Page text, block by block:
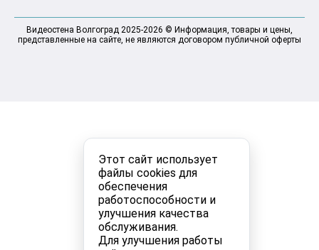
Этот сайт использует
файлы cookies для
обеспечения
работоспособности и
улучшения качества
обслуживания.
Для улучшения работы
Видеостена Волгоград 2025-2026 © Информация, товары и цены,
представленные на сайте, не являются договором публичной оферты